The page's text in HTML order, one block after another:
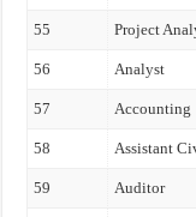
55 Project
56 Analyst
57 Accounting
58 Assistant
59 Auditor